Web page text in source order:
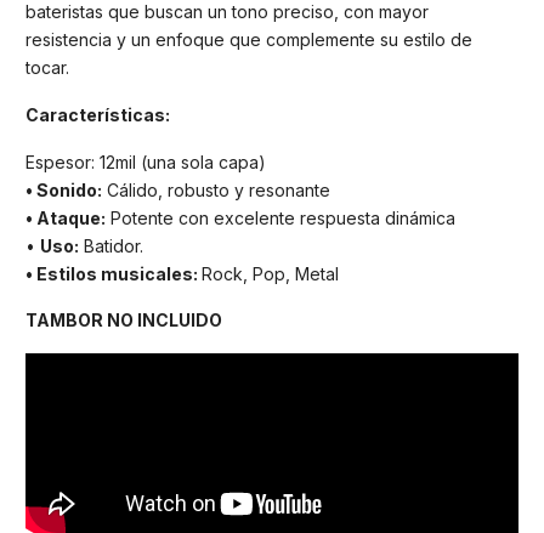
bateristas que buscan un tono preciso, con mayor
resistencia y un enfoque que complemente su estilo de
tocar.
Características:
Espesor: 12mil (una sola capa)
• Sonido: Cálido, robusto y resonante
• Ataque: Potente con excelente respuesta dinámica
• Uso: Batidor.
• Estilos musicales: Rock, Pop, Metal
TAMBOR NO INCLUIDO